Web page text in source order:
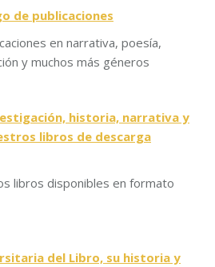
de publicaciones
en narrativa, poesía,
y muchos más géneros
historia, narrativa y
libros de descarga
libros disponibles en formato
del Libro, su historia y